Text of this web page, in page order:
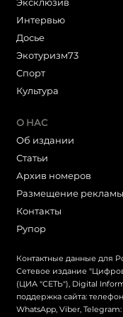
Интервью
Досье
Экотуризм73
Cпорт
Культура
О НАС
Об издании
Статьи
Архив номеров
Размещение рекламы
Контакты
Рупор
Контактные данные для
Сетевое издание
(ЦИА "СЕТЬ"), Digital
поддержка сайта:
WhatsApp, Viber,